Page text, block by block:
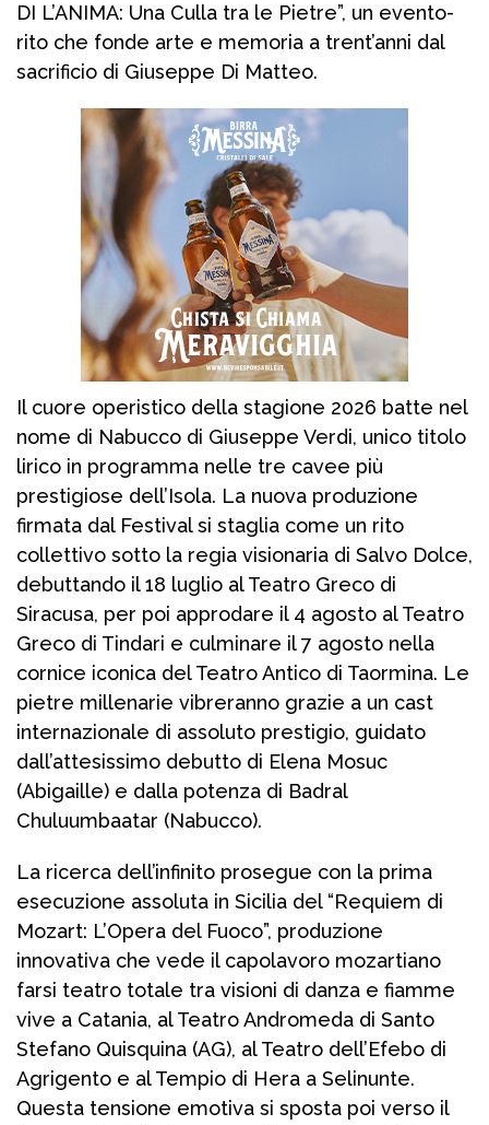
DI L’ANIMA: Una Culla tra le Pietre”, un evento-
rito che fonde arte e memoria a trent’anni dal
sacrificio di Giuseppe Di Matteo.
Il cuore operistico della stagione 2026 batte nel
nome di Nabucco di Giuseppe Verdi, unico titolo
lirico in programma nelle tre cavee più
prestigiose dell’Isola. La nuova produzione
firmata dal Festival si staglia come un rito
collettivo sotto la regia visionaria di Salvo Dolce,
debuttando il 18 luglio al Teatro Greco di
Siracusa, per poi approdare il 4 agosto al Teatro
Greco di Tindari e culminare il 7 agosto nella
cornice iconica del Teatro Antico di Taormina. Le
pietre millenarie vibreranno grazie a un cast
internazionale di assoluto prestigio, guidato
dall’attesissimo debutto di Elena Mosuc
(Abigaille) e dalla potenza di Badral
Chuluumbaatar (Nabucco).
La ricerca dell’infinito prosegue con la prima
esecuzione assoluta in Sicilia del “Requiem di
Mozart: L’Opera del Fuoco”, produzione
innovativa che vede il capolavoro mozartiano
farsi teatro totale tra visioni di danza e fiamme
vive a Catania, al Teatro Andromeda di Santo
Stefano Quisquina (AG), al Teatro dell’Efebo di
Agrigento e al Tempio di Hera a Selinunte.
Questa tensione emotiva si sposta poi verso il